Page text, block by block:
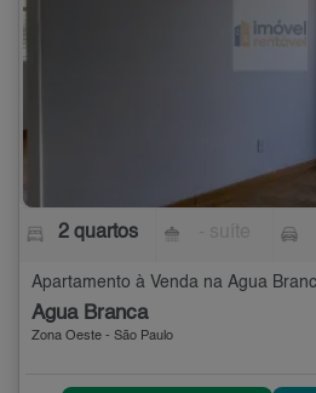
2 quartos
Apartamento à Venda na Água
Água Branca
Zona Oeste - São Paulo